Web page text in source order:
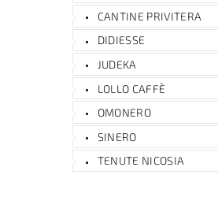
CANTINE PRIVITERA
DIDIESSE
JUDEKA
LOLLO CAFFÈ
OMONERO
SINERO
TENUTE NICOSIA